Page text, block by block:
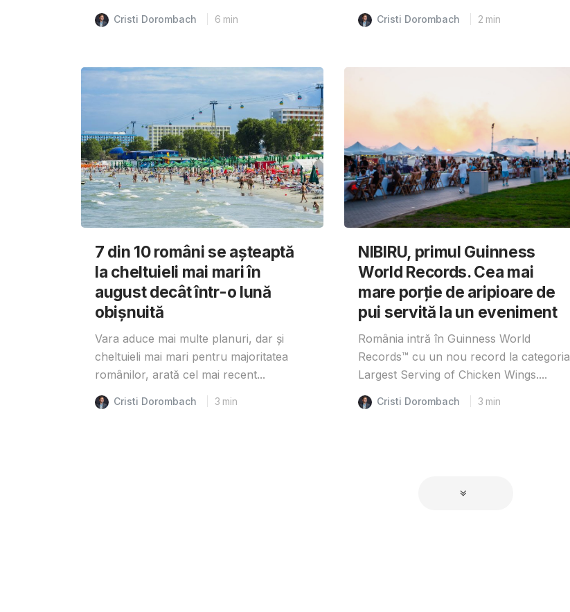
Cristi Dorombach 6 min Cristi Dorombach 2 min
7 din 10 români se așteaptă
la cheltuieli mai mari în
august decât într-o lună
obișnuită
Vara aduce mai multe planuri, dar și
cheltuieli mai mari pentru majoritatea
românilor, arată cel mai recent...
Cristi Dorombach 3 min
NIBIRU, primul Guinness
World Records. Cea mai
mare porție de aripioare de
pui servită la un eveniment
România intră în Guinness World
Records™️ cu un nou record la categoria
Largest Serving of Chicken Wings....
Cristi Dorombach 3 min